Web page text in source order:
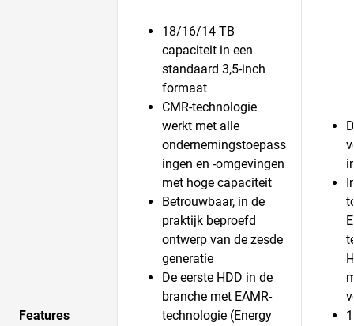
Features
18/16/14 TB
capaciteit in een
standaard 3,5-inch
formaat
CMR-technologie
werkt met alle
ondernemingstoepass
ingen en -omgevingen
met hoge capaciteit
Betrouwbaar, in de
praktijk beproefd
ontwerp van de zesde
generatie
De eerste HDD in de
branche met EAMR-
technologie (Energy